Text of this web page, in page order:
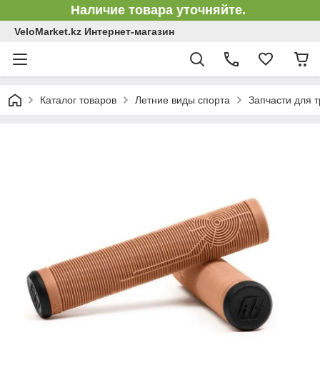
Наличие товара уточняйте.
VeloMarket.kz Интернет-магазин
Каталог товаров Летние виды спорта Запчасти для